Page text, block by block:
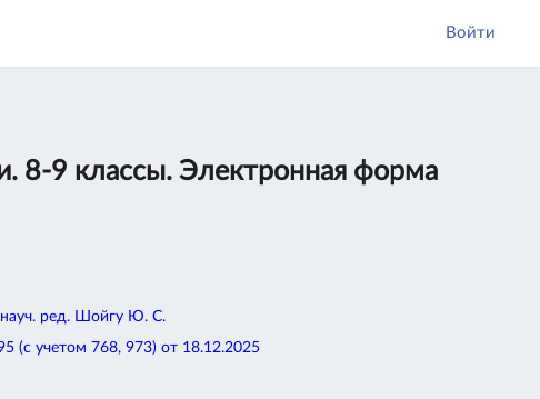
Войти
8-9 классы. Электронная форма
ред. Шойгу Ю. С.
учетом 768, 973) от 18.12.2025